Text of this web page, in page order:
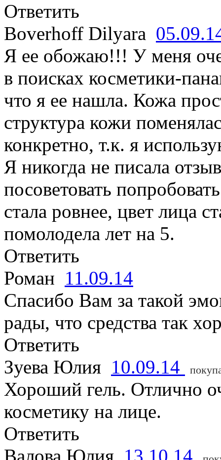
Ответить
Boverhoff Dilyara
Я ее обожаю!!! У меня
в поисках косметики-
что я ее нашла. Кожа
структура кожи
конкретно, т.к. я
Я никогда не писала
посоветовать
стала ровнее, цвет лица
помолодела лет на 5.
Ответить
Роман 11.09.14
Спасибо Вам за такой
рады, что средства так
Ответить
Зуева Юлия 10.09.14
Хороший гель. Отлично
косметику на лице.
Ответить